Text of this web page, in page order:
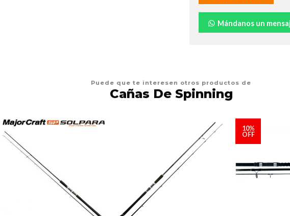
Mándanos un
Puede que te interesen otros productos de
Cañas De Spinning
10%
OFF